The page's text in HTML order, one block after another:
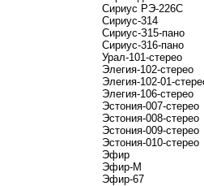
Сириус РЭ-226С
Сириус-314
Сириус-З15-пано
Сириус-316-пано
Урал-101-стерео
Элегия-102-стерео
Элегия-102-01-
Элегия-106-стерео
Эстония-007-стерео
Эстония-008-стерео
Эстония-009-стерео
Эстония-010-стерео
Эфир
Эфир-М
Эфир-67